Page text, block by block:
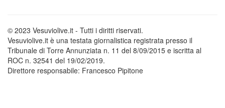
© 2023 Vesuviolive.it - Tutti i diritti riservati.
Vesuviolive.it è una testata giornalistica registrata presso il
Tribunale di Torre Annunziata n. 11 del 8/09/2015 e iscritta al
ROC n. 32541 del 19/02/2019.
Direttore responsabile: Francesco Pipitone